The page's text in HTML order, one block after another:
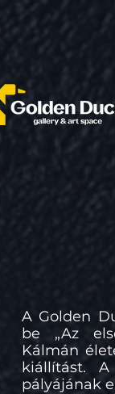
A Golden
be „Az
Kálmán
kiállítást.
pályájának